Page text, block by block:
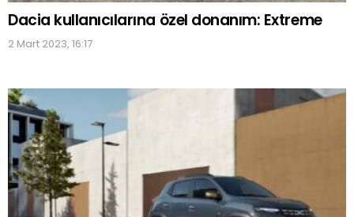
Dacia kullanıcılarına özel donanım: Extreme
2 Mart 2023, 16:17